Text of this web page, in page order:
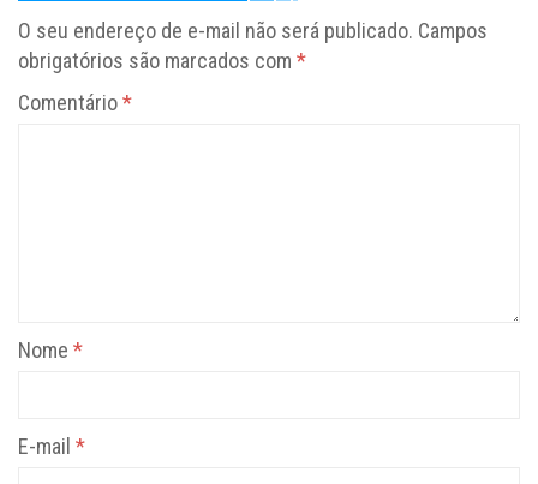
O seu endereço de e-mail não será publicado. Campos
obrigatórios são marcados com *
Comentário*
Nome *
E-mail *